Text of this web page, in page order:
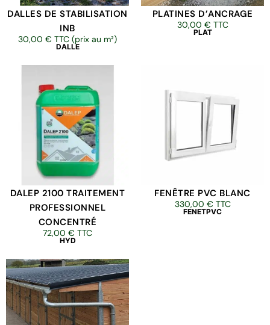
DALLES DE STABILISATION
INB
30,00 € TTC (prix au m²)
DALLE
PLATINES D’ANCRAGE
30,00 € TTC
PLAT
DALEP 2100 TRAITEMENT
PROFESSIONNEL
CONCENTRÉ
72,00 € TTC
HYD
FENÊTRE PVC BLANC
330,00 € TTC
FENETPVC